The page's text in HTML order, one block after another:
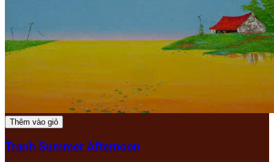
Thêm vào giỏ
Tranh Summer Afternoon